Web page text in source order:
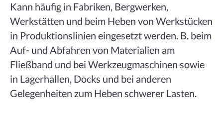
Kann häufig in Fabriken, Bergwerken,
Werkstätten und beim Heben von Werkstücken
in Produktionslinien eingesetzt werden. B. beim
Auf- und Abfahren von Materialien am
Fließband und bei Werkzeugmaschinen sowie
in Lagerhallen, Docks und bei anderen
Gelegenheiten zum Heben schwerer Lasten.